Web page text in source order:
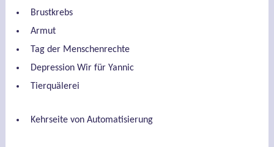
Brustkrebs
Armut
Tag der Menschenrechte
Depression Wir für Yannic
Tierquälerei
Kehrseite von Automatisierung